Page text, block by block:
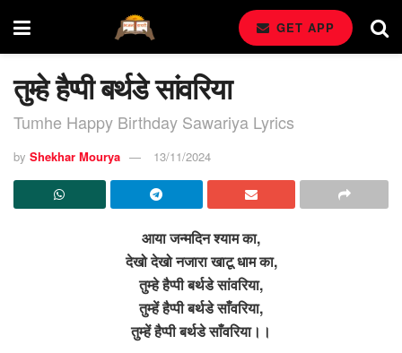
GET APP
तुम्हे हैप्पी बर्थडे सांवरिया
Tumhe Happy Birthday Sawariya Lyrics
by Shekhar Mourya 13/11/2024
आया जन्मदिन श्याम का,
देखो देखो नजारा खाटू धाम का,
तुम्हे हैप्पी बर्थडे सांवरिया,
तुम्हें हैप्पी बर्थडे साँवरिया,
तुम्हें हैप्पी बर्थडे साँवरिया।।